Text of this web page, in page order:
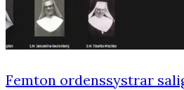
Femton ordenssystrar